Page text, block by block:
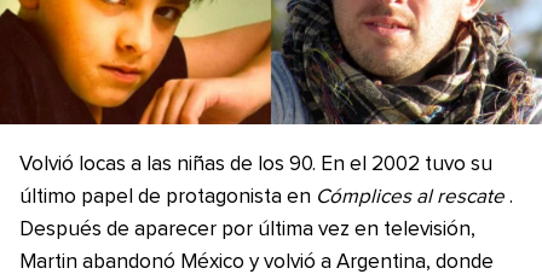
Volvió locas a las niñas de los 90. En el 2002 tuvo su
último papel de protagonista en Cómplices al rescate .
Después de aparecer por última vez en televisión,
Martin abandonó México y volvió a Argentina, donde